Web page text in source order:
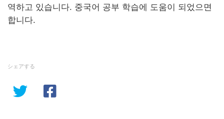
역하고 있습니다. 중국어 공부 학습에 도움이 되었으면
합니다.
シェアする